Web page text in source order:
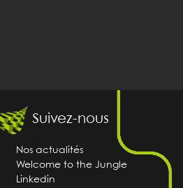
Suivez-nous
Nos actualités
Welcome to the Jungle
Linkedin